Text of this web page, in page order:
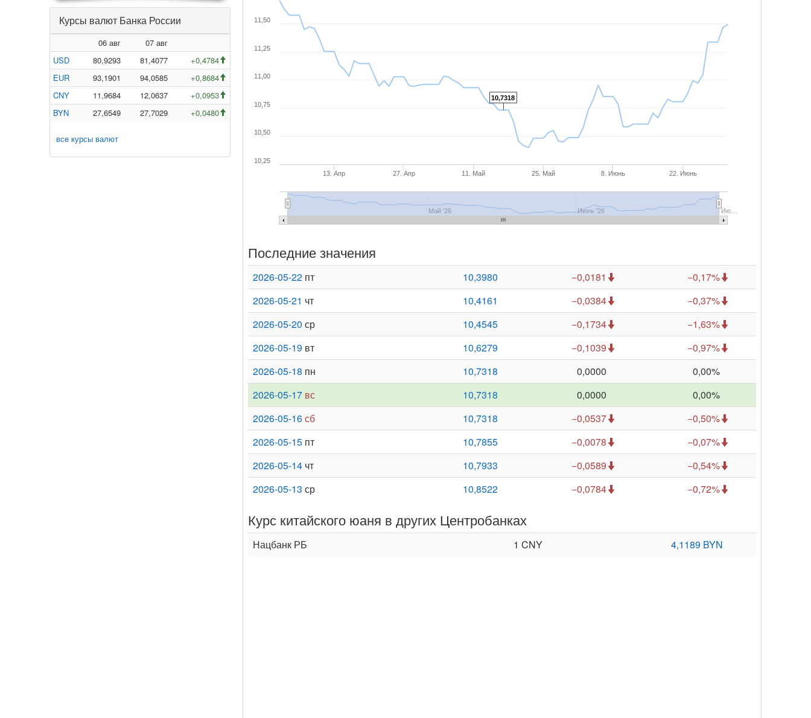
Курсы валют Банка России
06 авг
07 авг
USD
80,9293 81,4077
+0,4784
EUR
93,1901 94,0585
+0,8684
CNY
11,9684 12,0637
+0,0953
BYN
27,6549 27,7029 +0,0480
все курсы валют
10,7318
13. Апр 27. Апр 11. Май 25. Май 8. Июнь 22. Июнь
Май '26 Июнь '26 Ию…
10,25
10,50
10,75
11,00
11,25
11,50
Последние значения
2026-05-22 пт 10,3980 −0,0181
−0,17%
2026-05-21 чт 10,4161 −0,0384
−0,37%
2026-05-20 ср 10,4545 −0,1734
−1,63%
2026-05-19 вт 10,6279 −0,1039
−0,97%
2026-05-18 пн 10,7318 0,0000
0,00%
2026-05-17 вс 10,7318 0,0000
0,00%
2026-05-16сб 10,7318 −0,0537
−0,50%
2026-05-15 пт 10,7855 −0,0078
−0,07%
2026-05-14 чт 10,7933 −0,0589
−0,54%
2026-05-13 ср 10,8522 −0,0784 −0,72%
Курс китайского юаня в других Центробанках
Нацбанк РБ 1 CNY 4,1189 BYN